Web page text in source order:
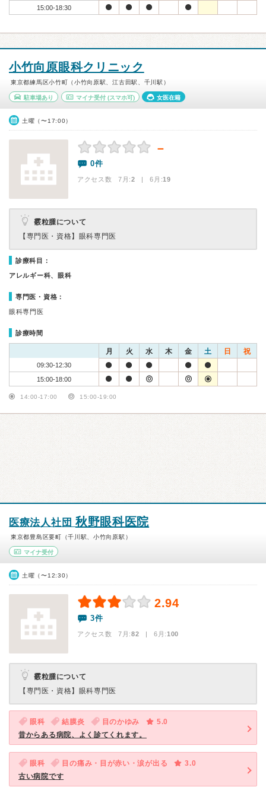
15:00-18:30
小竹向原眼科クリニック
東京都練馬区小竹町（小竹向原駅、江古田駅、千川駅）
駐車場あり マイナ受付(スマホ可) 女医在籍
土曜（〜17:00）
－
0件
アクセス数 7月:2 | 6月:19
霰粒腫について
【専門医・資格】 眼科専門医
診療科目：
アレルギー科、眼科
専門医・資格：
眼科専門医
診療時間
月 火 水 木 金 土 日 祝
09:30-12:30
15:00-18:00
14:00-17:00 15:00-19:00
医療法人社団 秋野眼科医院
東京都豊島区要町（千川駅、小竹向原駅）
マイナ受付
土曜（〜12:30）
2.94
3件
アクセス数 7月:82 | 6月:100
霰粒腫について
【専門医・資格】 眼科専門医
眼科 結膜炎 目のかゆみ
5.0
昔からある病院、よく診てくれます。
眼科 目の痛み・目が赤い・涙が出る
3.0
古い病院です